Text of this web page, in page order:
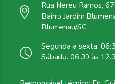
Rua Nereu Ramos,
Bairro Jardim
Blumenau/SC
Segunda a sexta:
Sábado: 06:30 às